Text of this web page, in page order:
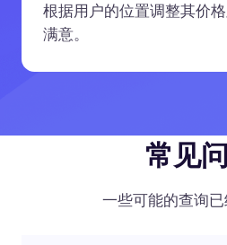
根据用户的位置调整其价
满意。
常见
一些可能的查询